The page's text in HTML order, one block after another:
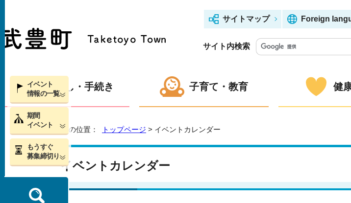
サイトマップ Foreign
サイト内検索
くらし・手続き 子育て・教育 健
現在の位置： トップページ > イベントカレンダー
イベントカレンダー
イベント
情報の一覧
期間
イベント
もうすぐ
募集締切り